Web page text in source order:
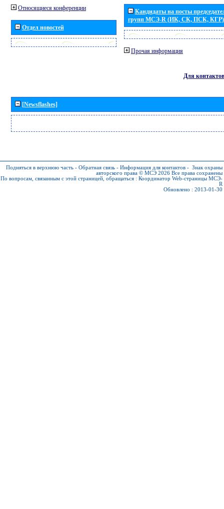
Относящиеся конференции
Отдел новостей
Кандидаты на посты
групп МСЭ-R (ИК, СК, ПСК, КГР)
Прочая информация
Для контактов
[Newsflashes]
Подняться в верхнюю часть - Обратная связь - Информация для контактов - Знак охраны
авторского права © МСЭ 2026 Все права сохранены
По вопросам, связанным с этой страницей, обращаться : Координатор Web-страницы МСЭ-
R
Обновлено : 2013-01-30